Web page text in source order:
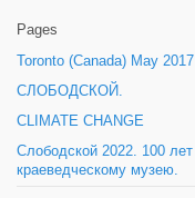
Pages
Toronto (Canada) May 2017
СЛОБОДСКОЙ.
CLIMATE CHANGE
Слободской 2022. 100 лет
краеведческому музею.